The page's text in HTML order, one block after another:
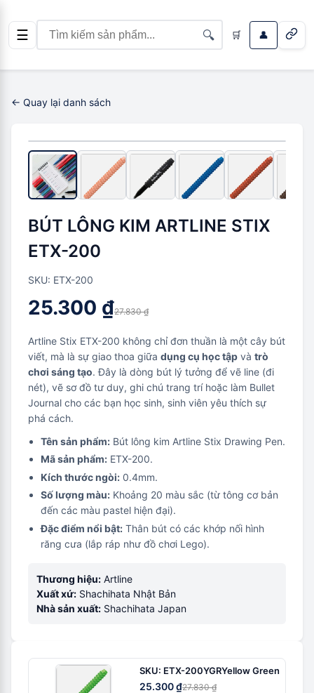
☰ 🔍 🛒 👤
← Quay lại danh sách
-2.530 ₫(9%)
BÚT LÔNG KIM ARTLINE STIX
ETX-200
SKU: ETX-200
25.300 ₫27.830 ₫
Artline Stix ETX-200 không chỉ đơn thuần là một cây bút
viết, mà là sự giao thoa giữa dụng cụ học tập và trò
chơi sáng tạo. Đây là dòng bút lý tưởng để vẽ line (đi
nét), vẽ sơ đồ tư duy, ghi chú trang trí hoặc làm Bullet
Journal cho các bạn học sinh, sinh viên yêu thích sự
phá cách.
Tên sản phẩm:Bút lông kim Artline Stix Drawing Pen.
Mã sản phẩm:ETX-200.
Kích thước ngòi:0.4mm.
Số lượng màu:Khoảng 20 màu sắc (từ tông cơ bản
đến các màu pastel hiện đại).
Đặc điểm nổi bật:Thân bút có các khớp nối hình
răng cưa (lắp ráp như đồ chơi Lego).
Thương hiệu: Artline
Xuất xứ: Shachihata Nhật Bản
Nhà sản xuất: Shachihata Japan
SKU: ETX-200YGRYellow Green
25.300 ₫27.830 ₫